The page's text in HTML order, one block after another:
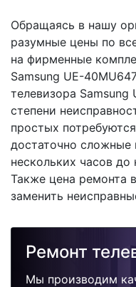
Обращаясь в нашу
разумные цены по
на фирменные
Samsung UE-
телевизора Samsung
степени
простых
достаточно сложные
нескольких часов до
Также цена ремонта
заменить
Ремонт
Мы производим